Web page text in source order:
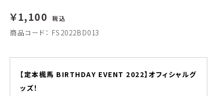
￥1,100
税込
商品コード： FS2022BD013
【定本楓馬 BIRTHDAY EVENT 2022】オフィシャルグ
ッズ！